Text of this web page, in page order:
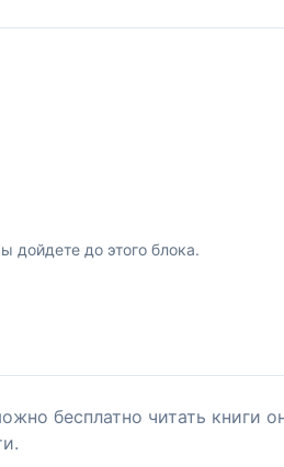
дойдете до этого блока.
бесплатно читать книги